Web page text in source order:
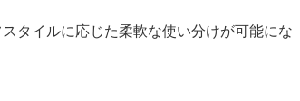
タイルに応じた柔軟な使い分けが可能にな